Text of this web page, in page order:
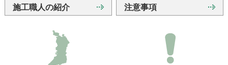
施工職人の紹介 注意事項